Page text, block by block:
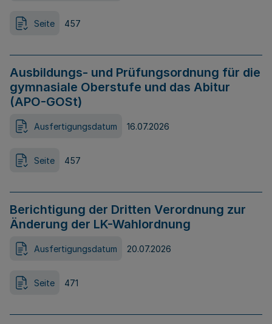
Seite 457
Ausbildungs- und Prüfungsordnung für die
gymnasiale Oberstufe und das Abitur
(APO-GOSt)
Ausfertigungsdatum 16.07.2026
Seite 457
Berichtigung der Dritten Verordnung zur
Änderung der LK-Wahlordnung
Ausfertigungsdatum 20.07.2026
Seite 471